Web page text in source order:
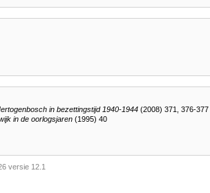
in bezettingstijd 1940-1944 (2008) 371, 376-377
in de oorlogsjaren (1995) 40
versie 12.1